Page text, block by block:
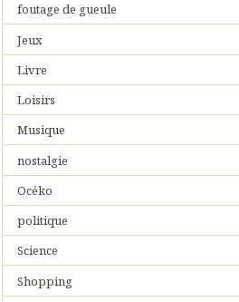
foutage de gueule
Jeux
Livre
Loisirs
Musique
nostalgie
Océko
politique
Science
Shopping